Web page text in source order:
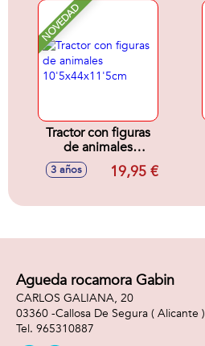
NOVEDAD
Tractor con figuras
de animales
10'5x44x11'5cm
3 años 19,95 €
Agueda rocamora Gabin
CARLOS GALIANA, 20
03360 -Callosa De Segura ( Alicante )
965310887